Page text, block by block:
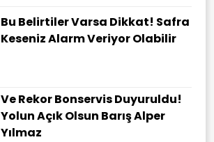
Bu Belirtiler Varsa Dikkat! Safra
Keseniz Alarm Veriyor Olabilir
Ve Rekor Bonservis Duyuruldu!
Yolun Açık Olsun Barış Alper
Yılmaz